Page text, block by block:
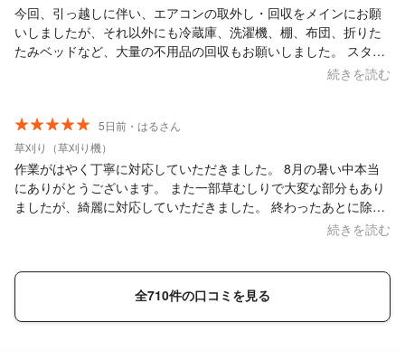
今回、引っ越しに伴い、エアコンの取外し・回収をメインにお願
いしましたが、それ以外にも冷蔵庫、洗濯機、棚、布団、折りた
たみベッドなど、大量の不用品の回収もお願いしました。 スタッ
フ2名で来てくださり、重い物も全て運び出してくれたので、自分
が、MIRAIサービスさんは2名体制でテキパキと作業してくださ
り、非常にスムーズでした。 さらに、当日急遽追加でお願いした
物も嫌な顔一つせず、快く全て引き受けてくださいました。この
柔軟な対応力と、丁寧で気持ちの良いサービス態度には本当に感
動しました。 これだけの量をこの料金で対応していただけるの
は、コスパ的にも大満足です。不用品の処分や家電の回収で困っ
ている方には、心からおすすめできる業者さんです。本当にあり
続きを読む
5日前・はるさん
草刈り（草刈り機）
作業がはやく丁寧に対応していただきました。 8月の暑い中本当
にありがとうございます。 また一部草むしりで大変な部分もあり
ましたが、綺麗に対応していただきました。 終わったあとに除草
剤を撒いといた方がいいなどのアドバイスもしていただきとても
続きを読む
全710件の口コミを見る